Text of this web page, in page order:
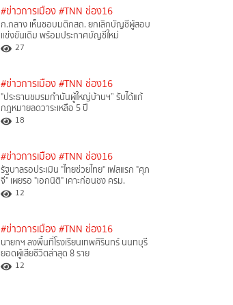
#ข่าวการเมือง #TNN ช่อง16
ก.กลาง เห็นชอบมติกสถ. ยกเลิกบัญชีผู้สอบ
แข่งขันเดิม พร้อมประกาศบัญชีใหม่
27
#ข่าวการเมือง #TNN ช่อง16
"ประธานชมรมกำนันผู้ใหญ่บ้านฯ” รับได้แก้
กฎหมายลดวาระเหลือ 5 ปี
18
#ข่าวการเมือง #TNN ช่อง16
รัฐบาลรอประเมิน "ไทยช่วยไทย" เฟสแรก "ศุภ
จี" เผยรอ "เอกนิติ" เคาะก่อนชง ครม.
12
#ข่าวการเมือง #TNN ช่อง16
นายกฯ ลงพื้นที่โรงเรียนเทพศิรินทร์ นนทบุรี
ยอดผู้เสียชีวิตล่าสุด 8 ราย
12